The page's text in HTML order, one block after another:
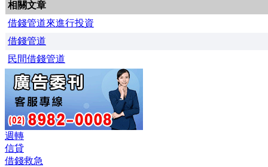
相關文章
借錢管道來進行投資
借錢管道
民間借錢管道
週轉
信貸
借錢救急